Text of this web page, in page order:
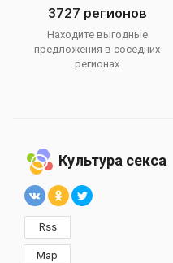
3727 регионов
Находите выгодные
предложения в соседних
регионах
Культура секса
Rss
Map